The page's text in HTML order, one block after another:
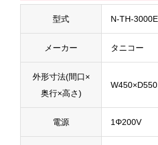
型式 N-TH-
メーカー タニコー
外形寸法(間口×
奥行×高さ)
W450
電源 1Φ200V